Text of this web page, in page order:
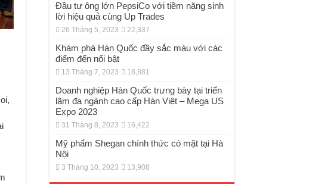
Đầu tư ông lớn PepsiCo với tiềm năng sinh
lời hiệu quả cùng Up Trades
26 Tháng 5, 2023 22,337
Khám phá Hàn Quốc đầy sắc màu với các
điểm đến nổi bật
13 Tháng 7, 2023 18,881
Doanh nghiệp Hàn Quốc trưng bày tại triển
lãm đa ngành cao cấp Hàn Việt – Mega US
Expo 2023
31 Tháng 8, 2023 16,422
Mỹ phẩm Shegan chính thức có mặt tại Hà
Nội
3 Tháng 10, 2023 13,908